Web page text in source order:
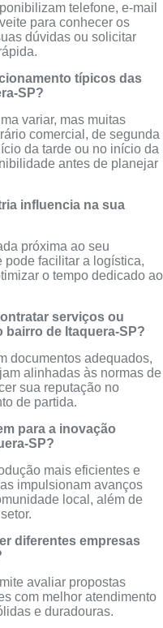
telefone, e-mail
para conhecer os
dúvidas ou solicitar
típicos das
SP?
variar, mas muitas
comercial, de segunda
da tarde ou no início da
antes de planejar
influencia na sua
próxima ao seu
pode facilitar a logística,
o tempo dedicado ao
serviços ou
de Itaquera-SP?
documentos adequados,
alinhadas às normas de
sua reputação no
de partida.
para a inovação
SP?
mais eficientes e
impulsionam avanços
local, além de
diferentes empresas
avaliar propostas
com melhor atendimento
e duradouras.